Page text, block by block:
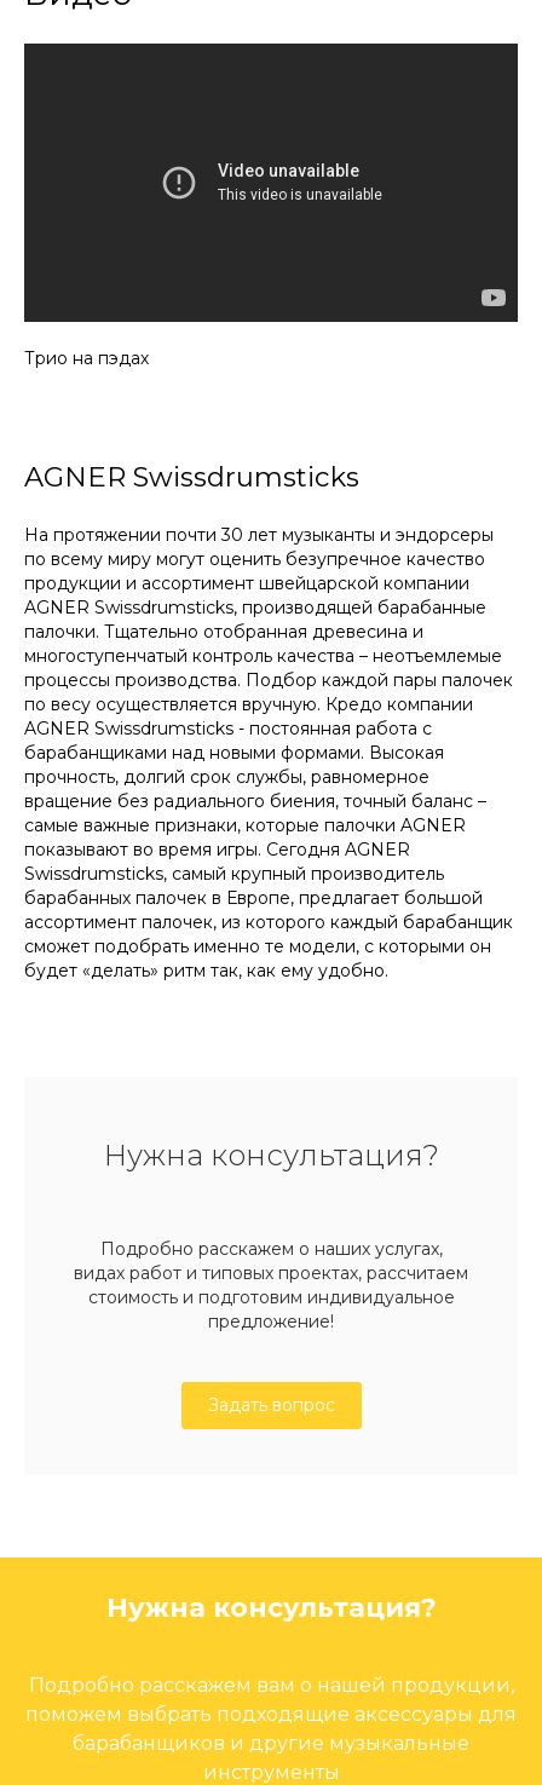
Трио на пэдах
AGNER Swissdrumsticks
На протяжении почти 30 лет музыканты и эндорсеры
по всему миру могут оценить безупречное качество
продукции и ассортимент швейцарской компании
AGNER Swissdrumsticks, производящей барабанные
палочки. Тщательно отобранная древесина и
многоступенчатый контроль качества – неотъемлемые
процессы производства. Подбор каждой пары палочек
по весу осуществляется вручную. Кредо компании
AGNER Swissdrumsticks - постоянная работа с
барабанщиками над новыми формами. Высокая
прочность, долгий срок службы, равномерное
вращение без радиального биения, точный баланс –
самые важные признаки, которые палочки AGNER
показывают во время игры. Сегодня AGNER
Swissdrumsticks, самый крупный производитель
барабанных палочек в Европе, предлагает большой
ассортимент палочек, из которого каждый барабанщик
сможет подобрать именно те модели, с которыми он
будет «делать» ритм так, как ему удобно.
Нужна консультация?
Подробно расскажем о наших услугах,
видах работ и типовых проектах, рассчитаем
стоимость и подготовим индивидуальное
предложение!
Задать вопрос
Нужна консультация?
Подробно расскажем вам о нашей продукции,
поможем выбрать подходящие аксессуары для
барабанщиков и другие музыкальные
инструменты